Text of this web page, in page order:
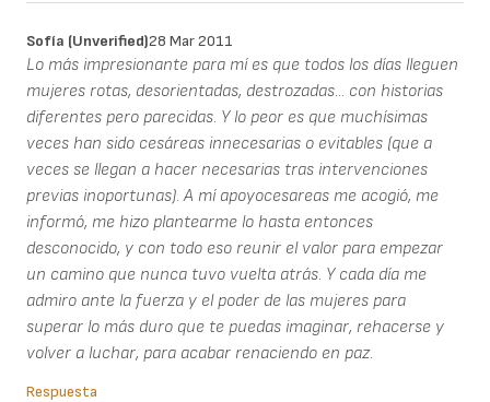
Sofía (unverified)28 Mar 2011
Lo más impresionante para mí es que todos los días lleguen
mujeres rotas, desorientadas, destrozadas... con historias
diferentes pero parecidas. Y lo peor es que muchísimas
veces han sido cesáreas innecesarias o evitables (que a
veces se llegan a hacer necesarias tras intervenciones
previas inoportunas). A mí apoyocesareas me acogió, me
informó, me hizo plantearme lo hasta entonces
desconocido, y con todo eso reunir el valor para empezar
un camino que nunca tuvo vuelta atrás. Y cada día me
admiro ante la fuerza y el poder de las mujeres para
superar lo más duro que te puedas imaginar, rehacerse y
volver a luchar, para acabar renaciendo en paz.
Respuesta